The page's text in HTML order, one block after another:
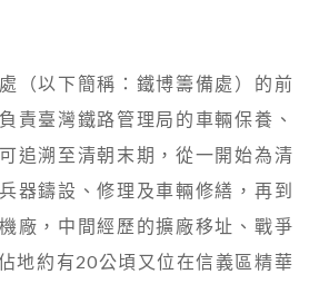
（以下簡稱：鐵博籌備處）的前
責臺灣鐵路管理局的車輛保養、
追溯至清朝末期，從一開始為清
器鑄設、修理及車輛修繕，再到
廠，中間經歷的擴廠移址、戰爭
地約有20公頃又位在信義區精華